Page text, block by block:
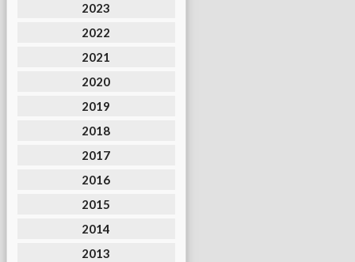
2023
2022
2021
2020
2019
2018
2017
2016
2015
2014
2013